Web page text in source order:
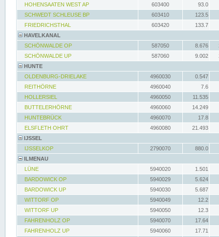
HOHENSAATEN WEST AP
603400
93.0
SCHWEDT SCHLEUSE BP
603410
123.5
FRIEDRICHSTHAL
603420
133.7
HAVELKANAL
SCHÖNWALDE OP
587050 8.676
SCHÖNWALDE UP
587060 9.002
HUNTE
OLDENBURG-DRIELAKE
4960030
0.547
REITHÖRNE
4960040
7.6
HOLLERSIEL
4960050
11.535
BUTTELERHÖRNE
4960060
14.249
HUNTEBRÜCK
4960070
17.8
ELSFLETH OHRT
4960080
21.493
IJSSEL
IJSSELKOP
2790070
880.0
ILMENAU
LÜNE
5940020
1.501
BARDOWICK OP
5940029
5.624
BARDOWICK UP
5940030
5.687
WITTORF OP
5940049
12.2
WITTORF UP
5940050
12.3
FAHRENHOLZ OP
5940070
17.64
FAHRENHOLZ UP
5940060
17.71